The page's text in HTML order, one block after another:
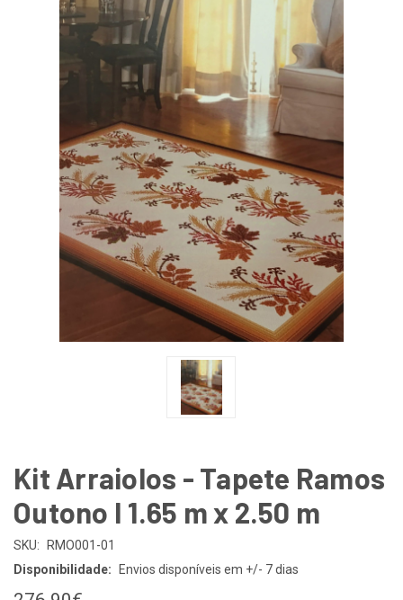
Kit Arraiolos - Tapete Ramos
Outono I 1.65 m x 2.50 m
SKU:
RMO001-01
Disponibilidade:
Envios disponíveis em +/- 7 dias